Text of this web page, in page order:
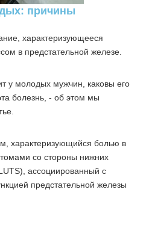
причины
характеризующееся
в предстательной железе.
у молодых мужчин, каковы его
болезнь, - об этом мы
характеризующийся болью в
со стороны нижних
ассоциированный с
предстательной железы